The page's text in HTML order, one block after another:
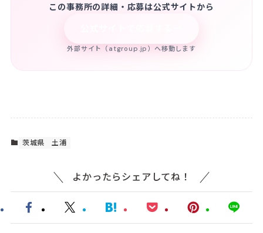
この事務所の詳細・応募は公式サイトから
外部サイト（atgroup.jp）へ移動します
茨城県 土浦
よかったらシェアしてね！